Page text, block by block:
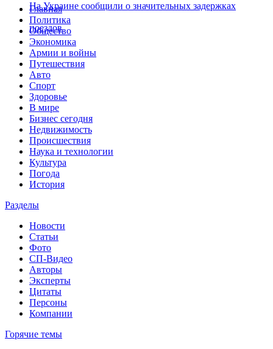
На Украине сообщили о значительных задержках
поездов
Главная
Политика
Общество
Экономика
Армии и войны
Путешествия
Авто
Спорт
Здоровье
В мире
Бизнес сегодня
Недвижимость
Происшествия
Наука и технологии
Культура
Погода
История
Разделы
Новости
Статьи
Фото
СП-Видео
Авторы
Эксперты
Цитаты
Персоны
Компании
Горячие темы